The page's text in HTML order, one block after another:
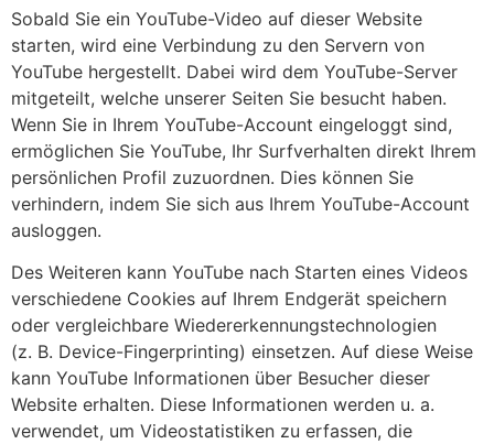
Sobald Sie ein YouTube-Video auf dieser Website
starten, wird eine Verbindung zu den Servern von
YouTube hergestellt. Dabei wird dem YouTube-Server
mitgeteilt, welche unserer Seiten Sie besucht haben.
Wenn Sie in Ihrem YouTube-Account eingeloggt sind,
ermöglichen Sie YouTube, Ihr Surfverhalten direkt Ihrem
persönlichen Profil zuzuordnen. Dies können Sie
verhindern, indem Sie sich aus Ihrem YouTube-Account
ausloggen.
Des Weiteren kann YouTube nach Starten eines Videos
verschiedene Cookies auf Ihrem Endgerät speichern
oder vergleichbare Wiedererkennungstechnologien
(z. B. Device-Fingerprinting) einsetzen. Auf diese Weise
kann YouTube Informationen über Besucher dieser
Website erhalten. Diese Informationen werden u. a.
verwendet, um Videostatistiken zu erfassen, die